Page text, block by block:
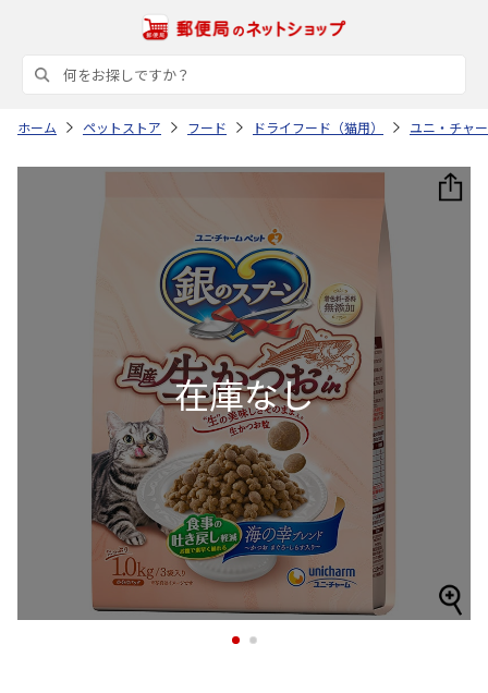
ホーム ペットストア フード ドライフード（猫用） ユニ・チャ
1 2